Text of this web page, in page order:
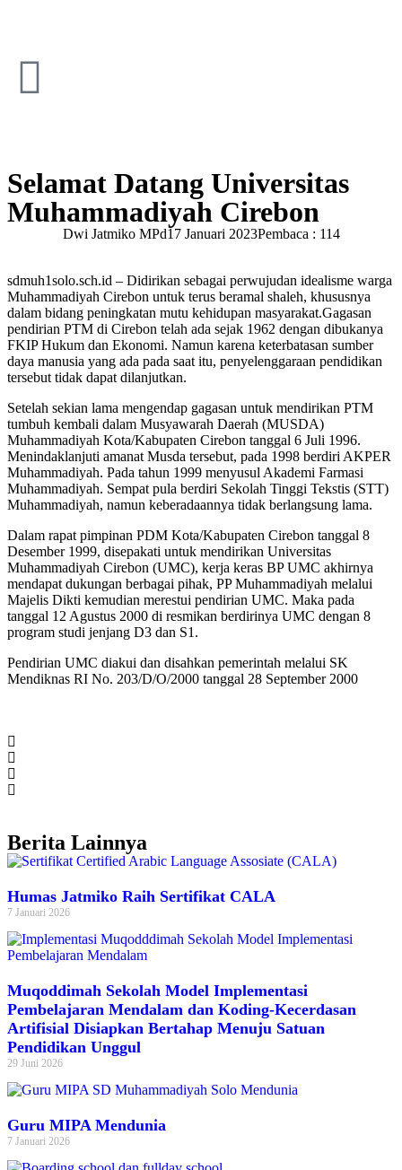
Selamat Datang Universitas
Muhammadiyah Cirebon
Dwi Jatmiko MPd17 Januari 2023Pembaca : 114
sdmuh1solo.sch.id – Didirikan sebagai perwujudan idealisme warga
Muhammadiyah Cirebon untuk terus beramal shaleh, khususnya
dalam bidang peningkatan mutu kehidupan masyarakat.Gagasan
pendirian PTM di Cirebon telah ada sejak 1962 dengan dibukanya
FKIP Hukum dan Ekonomi. Namun karena keterbatasan sumber
daya manusia yang ada pada saat itu, penyelenggaraan pendidikan
tersebut tidak dapat dilanjutkan.
Setelah sekian lama mengendap gagasan untuk mendirikan PTM
tumbuh kembali dalam Musyawarah Daerah (MUSDA)
Muhammadiyah Kota/Kabupaten Cirebon tanggal 6 Juli 1996.
Menindaklanjuti amanat Musda tersebut, pada 1998 berdiri AKPER
Muhammadiyah. Pada tahun 1999 menyusul Akademi Farmasi
Muhammadiyah. Sempat pula berdiri Sekolah Tinggi Tekstis (STT)
Muhammadiyah, namun keberadaannya tidak berlangsung lama.
Dalam rapat pimpinan PDM Kota/Kabupaten Cirebon tanggal 8
Desember 1999, disepakati untuk mendirikan Universitas
Muhammadiyah Cirebon (UMC), kerja keras BP UMC akhirnya
mendapat dukungan berbagai pihak, PP Muhammadiyah melalui
Majelis Dikti kemudian merestui pendirian UMC. Maka pada
tanggal 12 Agustus 2000 di resmikan berdirinya UMC dengan 8
program studi jenjang D3 dan S1.
Pendirian UMC diakui dan disahkan pemerintah melalui SK
Mendiknas RI No. 203/D/O/2000 tanggal 28 September 2000
Berita Lainnya
Humas Jatmiko Raih Sertifikat CALA
7 Januari 2026
Muqoddimah Sekolah Model Implementasi
Pembelajaran Mendalam dan Koding-Kecerdasan
Artifisial Disiapkan Bertahap Menuju Satuan
Pendidikan Unggul
29 Juni 2026
Guru MIPA Mendunia
7 Januari 2026